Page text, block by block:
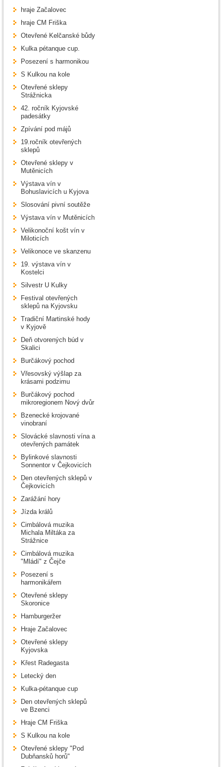
hraje Začalovec
hraje CM Friška
Otevřené Kelčanské bůdy
Kulka pétanque cup.
Posezení s harmonikou
S Kulkou na kole
Otevřené sklepy
Strážnicka
42. ročník Kyjovské
padesátky
Zpívání pod májů
19.ročník otevřených
sklepů
Otevřené sklepy v
Mutěnicích
Výstava vín v
Bohuslavicích u Kyjova
Slosování pivní soutěže
Výstava vín v Mutěnicích
Velikonoční košt vín v
Miloticích
Velikonoce ve skanzenu
19. výstava vín v
Kostelci
Silvestr U Kulky
Festival otevřených
sklepů na Kyjovsku
Tradiční Martinské hody
v Kyjově
Deň otvorených búd v
Skalici
Burčákový pochod
Vřesovský výšlap za
krásami podzimu
Burčákový pochod
mikroregionem Nový dvůr
Bzenecké krojované
vinobraní
Slovácké slavnosti vína a
otevřených památek
Bylinkové slavnosti
Sonnentor v Čejkovicích
Den otevřených sklepů v
Čejkovicích
Zarážání hory
Jízda králů
Cimbálová muzika
Michala Miltáka za
Strážnice
Cimbálová muzika
"Mládí" z Čejče
Posezení s
harmonikářem
Otevřené sklepy
Skoronice
Hamburgeržer
Hraje Začalovec
Otevřené sklepy
Kyjovska
Křest Radegasta
Letecký den
Kulka-pétanque cup
Den otevřených sklepů
ve Bzenci
Hraje CM Friška
S Kulkou na kole
Otevřené sklepy "Pod
Dubňansků horů"